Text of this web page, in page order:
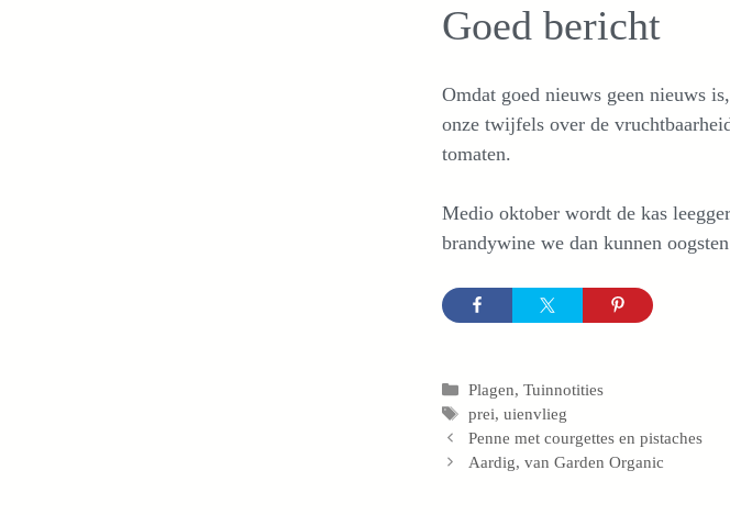
Goed bericht
Omdat goed nieuws geen nieuws
onze twijfels over de
tomaten.
Medio oktober wordt de kas
brandywine we dan kunnen
Categorieën
Plagen,Tuinnotities
Tags
prei,uienvlieg
Penne met courgettes en pistaches
Aardig, van Garden Organic